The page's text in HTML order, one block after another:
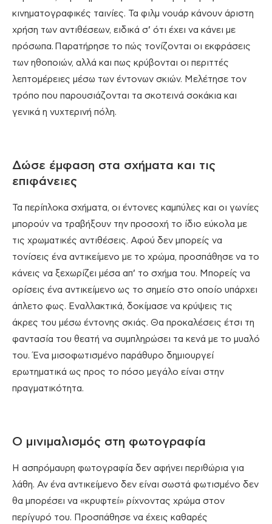
κινηματογραφικές ταινίες. Τα φιλμ νουάρ κάνουν άριστη
χρήση των αντιθέσεων, ειδικά σ’ ότι έχει να κάνει με
πρόσωπα. Παρατήρησε το πώς τονίζονται οι εκφράσεις
των ηθοποιών, αλλά και πως κρύβονται οι περιττές
λεπτομέρειες μέσω των έντονων σκιών. Μελέτησε τον
τρόπο που παρουσιάζονται τα σκοτεινά σοκάκια και
γενικά η νυχτερινή πόλη.
Δώσε έμφαση στα σχήματα και τις
επιφάνειες
Τα περίπλοκα σχήματα, οι έντονες καμπύλες και οι γωνίες
μπορούν να τραβήξουν την προσοχή το ίδιο εύκολα με
τις χρωματικές αντιθέσεις. Αφού δεν μπορείς να
τονίσεις ένα αντικείμενο με το χρώμα, προσπάθησε να το
κάνεις να ξεχωρίζει μέσα απ’ το σχήμα του. Μπορείς να
ορίσεις ένα αντικείμενο ως το σημείο στο οποίο υπάρχει
άπλετο φως. Εναλλακτικά, δοκίμασε να κρύψεις τις
άκρες του μέσω έντονης σκιάς. Θα προκαλέσεις έτσι τη
φαντασία του θεατή να συμπληρώσει τα κενά με το μυαλό
του. Ένα μισοφωτισμένο παράθυρο δημιουργεί
ερωτηματικά ως προς το πόσο μεγάλο είναι στην
πραγματικότητα.
Ο μινιμαλισμός στη φωτογραφία
Η ασπρόμαυρη φωτογραφία δεν αφήνει περιθώρια για
λάθη. Αν ένα αντικείμενο δεν είναι σωστά φωτισμένο δεν
θα μπορέσει να «κρυφτεί» ρίχνοντας χρώμα στον
περίγυρό του. Προσπάθησε να έχεις καθαρές